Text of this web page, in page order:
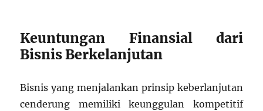
Keuntungan Finansial dari
Bisnis Berkelanjutan
Bisnis yang menjalankan prinsip keberlanjutan
cenderung memiliki keunggulan kompetitif